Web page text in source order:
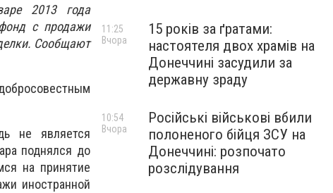
2013 года
с продажи
Сообщают
не является
поднялся до
на принятие
иностранной
15 років за ґратами:
настоятеля двох храмів на
Донеччині засудили за
державну зраду
11:25
Вчора
Російські військові вбили
полоненого бійця ЗСУ на
Донеччині: розпочато
розслідування
10:54
Вчора